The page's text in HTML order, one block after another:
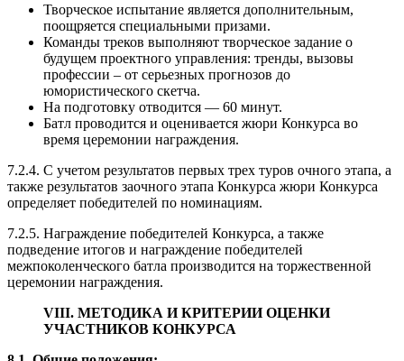
Творческое испытание является дополнительным,
поощряется специальными призами.
Команды треков выполняют творческое задание о
будущем проектного управления: тренды, вызовы
профессии – от серьезных прогнозов до
юмористического скетча.
На подготовку отводится — 60 минут.
Батл проводится и оценивается жюри Конкурса во
время церемонии награждения.
7.2.4. С учетом результатов первых трех туров очного этапа, а
также результатов заочного этапа Конкурса жюри Конкурса
определяет победителей по номинациям.
7.2.5. Награждение победителей Конкурса, а также
подведение итогов и награждение победителей
межпоколенческого батла производится на торжественной
церемонии награждения.
VIII. МЕТОДИКА И КРИТЕРИИ ОЦЕНКИ
УЧАСТНИКОВ КОНКУРСА